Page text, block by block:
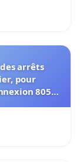
arrêts
pour
805-